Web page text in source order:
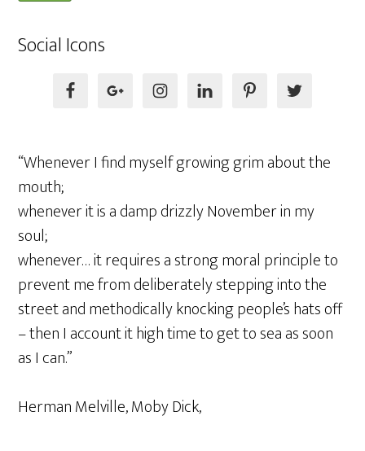
Social Icons
“Whenever I find myself growing grim about the
mouth;
whenever it is a damp drizzly November in my
soul;
whenever… it requires a strong moral principle to
prevent me from deliberately stepping into the
street and methodically knocking people’s hats off
– then I account it high time to get to sea as soon
as I can.”
Herman Melville, Moby Dick,